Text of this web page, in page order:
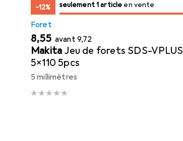
−12% juste 1 pièce en vente
seulement 1 article en vente
Foret
EUR
8,55 avant EUR
9,72
Makita Jeu de forets SDS-VPLUS
5x110 5pcs
5 millimètres